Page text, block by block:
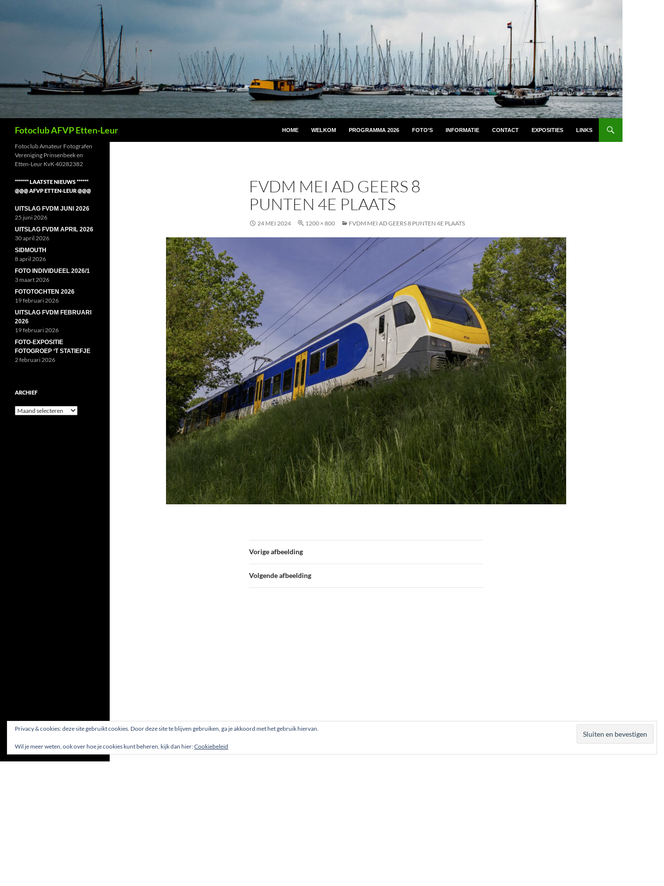
Fotoclub AFVP Etten-Leur HOME WELKOM PROGRAMMA 2026 FOTO’S INFORMATIE CONTACT EXPOSITIES LINKS
FVDM MEI AD GEERS 8
PUNTEN 4E PLAATS
24 MEI 2024 1200 × 800 FVDM MEI AD GEERS 8 PUNTEN 4E PLAATS
Vorige afbeelding
Volgende afbeelding
Fotoclub Amateur Fotografen
Vereniging Prinsenbeek en
Etten-Leur KvK 40282382
******* LAATSTE NIEUWS ******
@@@ AFVP ETTEN-LEUR @@@
UITSLAG FVDM JUNI 2026
25 juni 2026
UITSLAG FVDM APRIL 2026
30 april 2026
SIDMOUTH
8 april 2026
FOTO INDIVIDUEEL 2026/1
3 maart 2026
FOTOTOCHTEN 2026
19 februari 2026
UITSLAG FVDM FEBRUARI
2026
19 februari 2026
FOTO-EXPOSITIE
FOTOGROEP ‘T STATIEFJE
2 februari 2026
ARCHIEF
Archief
Privacy & cookies: deze site gebruikt cookies. Door deze site te blijven gebruiken, ga je akkoord met het gebruik hiervan.
Wil je meer weten, ook over hoe je cookies kunt beheren, kijk dan hier:Cookiebeleid